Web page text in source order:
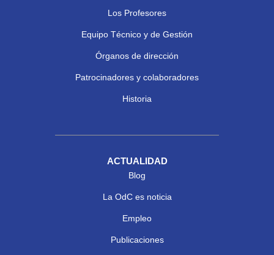
Los Profesores
Equipo Técnico y de Gestión
Órganos de dirección
Patrocinadores y colaboradores
Historia
ACTUALIDAD
Blog
La OdC es noticia
Empleo
Publicaciones